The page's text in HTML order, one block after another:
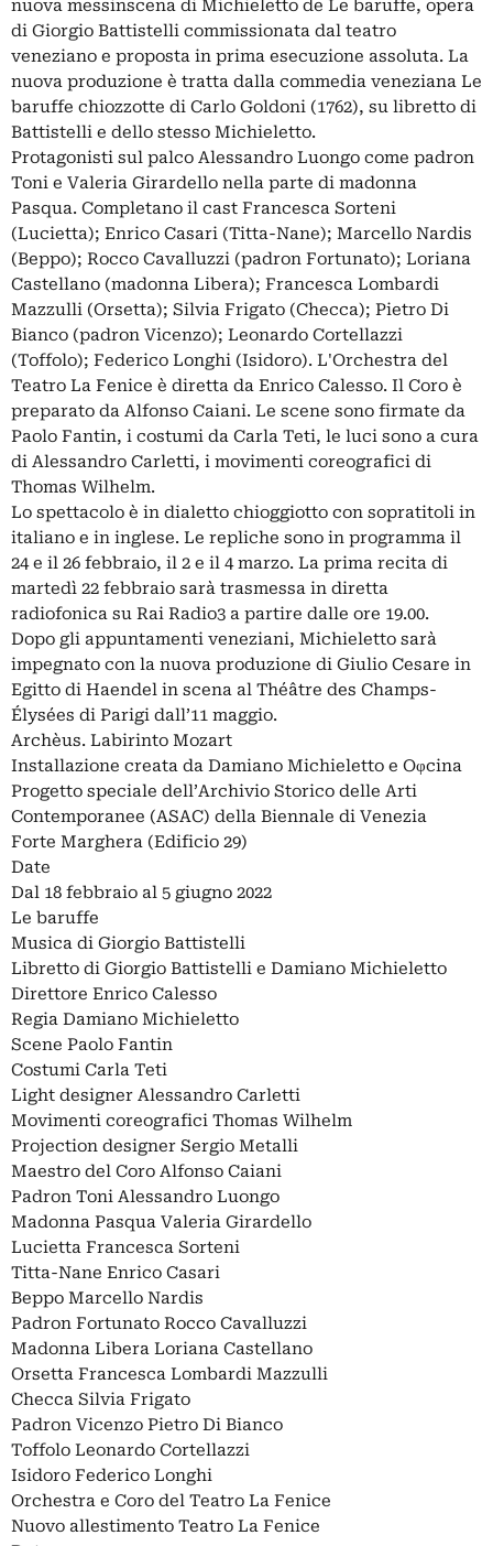
nuova messinscena di Michieletto de Le baruffe, opera
di Giorgio Battistelli commissionata dal teatro
veneziano e proposta in prima esecuzione assoluta. La
nuova produzione è tratta dalla commedia veneziana Le
baruffe chiozzotte di Carlo Goldoni (1762), su libretto di
Battistelli e dello stesso Michieletto.
Protagonisti sul palco Alessandro Luongo come padron
Toni e Valeria Girardello nella parte di madonna
Pasqua. Completano il cast Francesca Sorteni
(Lucietta); Enrico Casari (Titta-Nane); Marcello Nardis
(Beppo); Rocco Cavalluzzi (padron Fortunato); Loriana
Castellano (madonna Libera); Francesca Lombardi
Mazzulli (Orsetta); Silvia Frigato (Checca); Pietro Di
Bianco (padron Vicenzo); Leonardo Cortellazzi
(Toffolo); Federico Longhi (Isidoro). L'Orchestra del
Teatro La Fenice è diretta da Enrico Calesso. Il Coro è
preparato da Alfonso Caiani. Le scene sono firmate da
Paolo Fantin, i costumi da Carla Teti, le luci sono a cura
di Alessandro Carletti, i movimenti coreografici di
Thomas Wilhelm.
Lo spettacolo è in dialetto chioggiotto con sopratitoli in
italiano e in inglese. Le repliche sono in programma il
24 e il 26 febbraio, il 2 e il 4 marzo. La prima recita di
martedì 22 febbraio sarà trasmessa in diretta
radiofonica su Rai Radio3 a partire dalle ore 19.00.
Dopo gli appuntamenti veneziani, Michieletto sarà
impegnato con la nuova produzione di Giulio Cesare in
Egitto di Haendel in scena al Théâtre des Champs-
Élysées di Parigi dall’11 maggio.
Archèus. Labirinto Mozart
Installazione creata da Damiano Michieletto e Oφcina
Progetto speciale dell’Archivio Storico delle Arti
Contemporanee (ASAC) della Biennale di Venezia
Forte Marghera (Edificio 29)
Date
Dal 18 febbraio al 5 giugno 2022
Le baruffe
Musica di Giorgio Battistelli
Libretto di Giorgio Battistelli e Damiano Michieletto
Direttore Enrico Calesso
Regia Damiano Michieletto
Scene Paolo Fantin
Costumi Carla Teti
Light designer Alessandro Carletti
Movimenti coreografici Thomas Wilhelm
Projection designer Sergio Metalli
Maestro del Coro Alfonso Caiani
Padron Toni Alessandro Luongo
Madonna Pasqua Valeria Girardello
Lucietta Francesca Sorteni
Titta-Nane Enrico Casari
Beppo Marcello Nardis
Padron Fortunato Rocco Cavalluzzi
Madonna Libera Loriana Castellano
Orsetta Francesca Lombardi Mazzulli
Checca Silvia Frigato
Padron Vicenzo Pietro Di Bianco
Toffolo Leonardo Cortellazzi
Isidoro Federico Longhi
Orchestra e Coro del Teatro La Fenice
Nuovo allestimento Teatro La Fenice